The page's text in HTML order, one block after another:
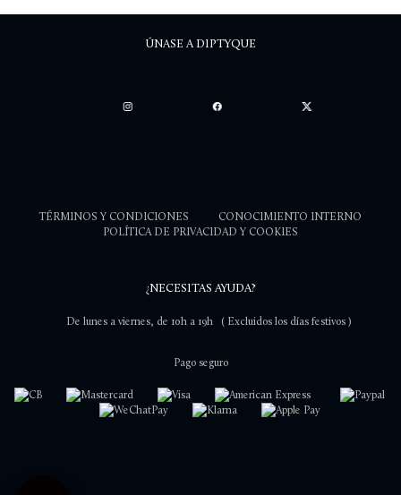
ÚNASE A DIPTYQUE
TÉRMINOS Y CONDICIONES
CONOCIMIENTO INTERNO
POLÍTICA DE PRIVACIDAD Y COOKIES
¿NECESITAS AYUDA?
De lunes a viernes, de 10h a 19h ( Excluidos los días festivos )
Pago seguro